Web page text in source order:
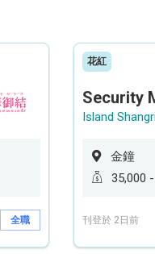
全職
花紅
Island
金鐘
35,000
刊登於 2日前